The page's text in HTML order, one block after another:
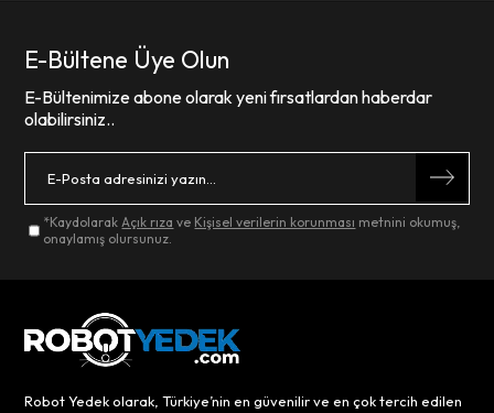
E-Bültene Üye Olun
E-Bültenimize abone olarak yeni fırsatlardan haberdar
olabilirsiniz..
*KaydolarakAçık rıza ve Kişisel verilerin korunması metnini okumuş,
onaylamış olursunuz.
Robot Yedek olarak, Türkiye’nin en güvenilir ve en çok tercih edilen